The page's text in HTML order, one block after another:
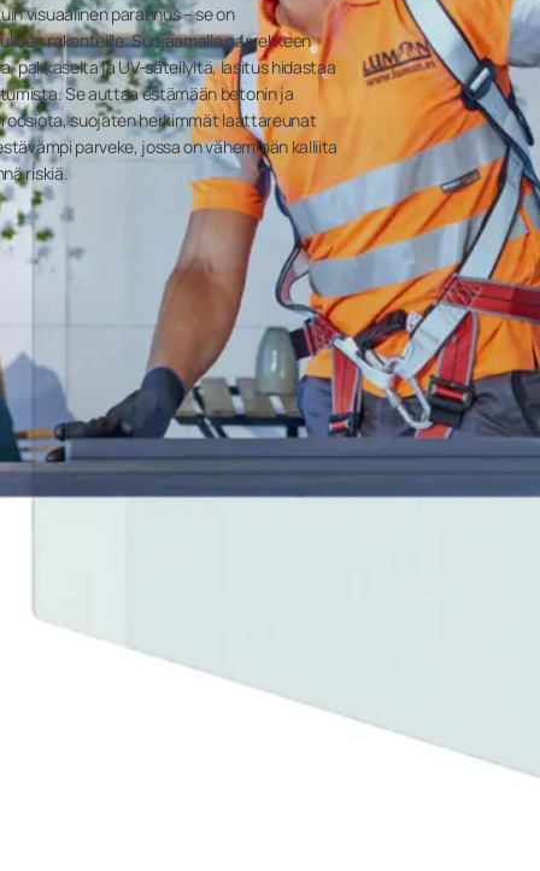
visuaalinen parannus – se on
rakenteille. Suojaamalla parvekkeen
pakkaselta ja UV-säteilyltä, lasitus hidastaa
Se auttaa estämään betonin ja
suojaten herkimmät laattareunat
parveke, jossa on vähemmän kalliita
riskiä.